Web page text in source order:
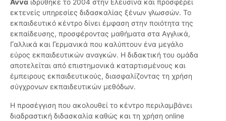
Άννα ιδρύθηκε το 2004 στην Ελευσίνα και προσφέρει
εκτενείς υπηρεσίες διδασκαλίας ξένων γλωσσών. Το
εκπαιδευτικό κέντρο δίνει έμφαση στην ποιότητα της
εκπαίδευσης, προσφέροντας μαθήματα στα Αγγλικά,
Γαλλικά και Γερμανικά που καλύπτουν ένα μεγάλο
εύρος εκπαιδευτικών αναγκών. Η διδακτική του ομάδα
αποτελείται από επιστημονικά καταρτισμένους και
έμπειρους εκπαιδευτικούς, διασφαλίζοντας τη χρήση
σύγχρονων εκπαιδευτικών μεθόδων.
Η προσέγγιση που ακολουθεί το κέντρο περιλαμβάνει
διαδραστική διδασκαλία καθώς και τη χρήση online